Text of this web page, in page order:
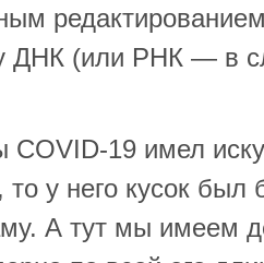
ДНК (или РНК — в
COVID-19 имел
то у него кусок был
А тут мы имеем